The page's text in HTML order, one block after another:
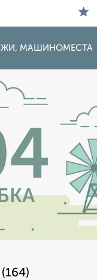
МАШИНОМЕСТА